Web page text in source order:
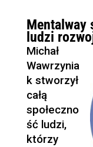
Mentalway
ludzi
Michał
Wawrzynia
k stworzył
całą
społeczno
ść ludzi,
którzy